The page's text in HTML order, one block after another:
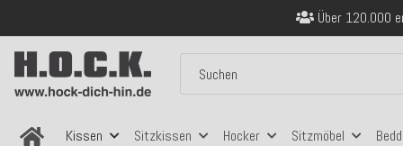
Sicher
Kostenloser Versand
Kissen
Sitzkissen Hocker Sitzmöbel